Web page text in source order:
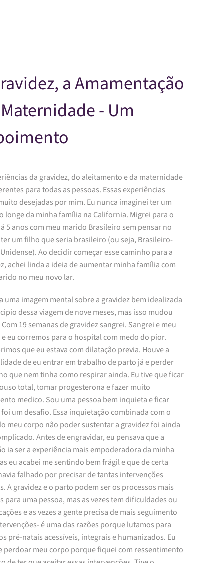
a Amamentação
- Um
da gravidez, do aleitamento e da maternidade
para todas as pessoas. Essas experiências
desejadas por mim. Eu nunca imaginei ter um
longe da minha família na California. Migrei para o
5 anos com meu marido Brasileiro sem pensar no
um filho que seria brasileiro (ou seja, Brasileiro-
Ao decidir começar esse caminho para a
achei linda a ideia de aumentar minha família com
no meu novo lar.
uma imagem mental sobre a gravidez bem idealizada
dessa viagem de nove meses, mas isso mudou
19 semanas de gravidez sangrei. Sangrei e meu
eu corremos para o hospital com medo do pior.
que eu estava com dilatação previa. Houve a
de eu entrar em trabalho de parto já e perder
que nem tinha como respirar ainda. Eu tive que ficar
total, tomar progesterona e fazer muito
medico. Sou uma pessoa bem inquieta e ficar
um desafio. Essa inquietação combinada com o
meu corpo não poder sustentar a gravidez foi ainda
Antes de engravidar, eu pensava que a
ia ser a experiência mais empoderadora da minha
eu acabei me sentindo bem frágil e que de certa
falhado por precisar de tantas intervenções
A gravidez e o parto podem ser os processos mais
para uma pessoa, mas as vezes tem dificuldades ou
e as vezes a gente precisa de mais seguimento
é uma das razões porque lutamos para
pré-natais acessíveis, integrais e humanizados. Eu
perdoar meu corpo porque fiquei com ressentimento